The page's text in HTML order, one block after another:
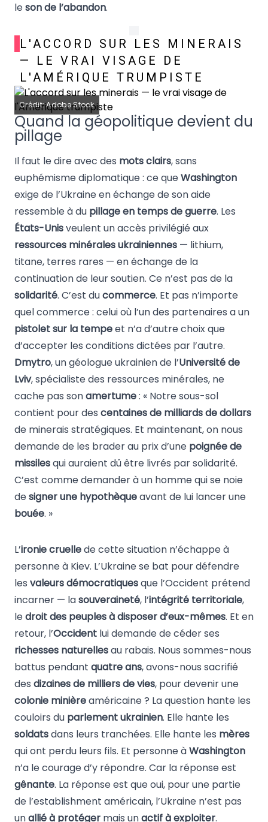
leson de l’abandon.
L'ACCORD SUR LES MINERAIS
— LE VRAI VISAGE DE
L'AMÉRIQUE TRUMPISTE
Crédit: Adobe Stock
Quand la géopolitique devient du
pillage
Il faut le dire avec des mots clairs, sans
euphémisme diplomatique : ce queWashington
exige de l’Ukraine en échange de son aide
ressemble à du pillage en temps de guerre. Les
États-Unisveulent un accès privilégié aux
ressources minérales ukrainiennes — lithium,
titane, terres rares — en échange de la
continuation de leur soutien. Ce n’est pas de la
solidarité. C’est ducommerce. Et pas n’importe
quel commerce : celui où l’un des partenaires a un
pistolet sur la tempeet n’a d’autre choix que
d’accepter les conditions dictées par l’autre.
Dmytro, un géologue ukrainien de l’Université de
Lviv, spécialiste des ressources minérales, ne
cache pas sonamertume: « Notre sous-sol
contient pour des centaines de milliards de dollars
de minerais stratégiques. Et maintenant, on nous
demande de les brader au prix d’une poignée de
missilesqui auraient dû être livrés par solidarité.
C’est comme demander à un homme qui se noie
designer une hypothèqueavant de lui lancer une
bouée. »
L’ironie cruellede cette situation n’échappe à
personne à Kiev. L’Ukraine se bat pour défendre
les valeurs démocratiquesque l’Occident prétend
incarner — lasouveraineté, l’intégrité territoriale,
ledroit des peuples à disposer d’eux-mêmes. Et en
retour, l’Occident lui demande de céder ses
richesses naturellesau rabais. Nous sommes-nous
battus pendant quatre ans, avons-nous sacrifié
des dizaines de milliers de vies, pour devenir une
colonie minièreaméricaine ? La question hante les
couloirs du parlement ukrainien. Elle hante les
soldatsdans leurs tranchées. Elle hante les mères
qui ont perdu leurs fils. Et personne àWashington
n’a le courage d’y répondre. Car la réponse est
gênante. La réponse est que oui, pour une partie
de l’establishment américain, l’Ukraine n’est pas
unallié à protéger mais unactif à exploiter.